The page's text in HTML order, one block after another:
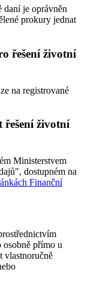
daní je oprávněn
prokury jednat
řešení životní
na registrované
řešení životní
Ministerstvem
dostupném na
Finanční
osobně přímo u
vlastnoručně